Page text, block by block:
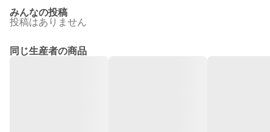
みんなの投稿
投稿はありません
同じ生産者の商品